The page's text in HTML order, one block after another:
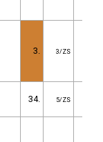
3. 3/ZS
34. 5/ZS